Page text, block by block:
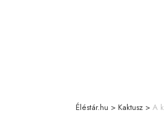
Éléstár.hu > Kaktusz> A